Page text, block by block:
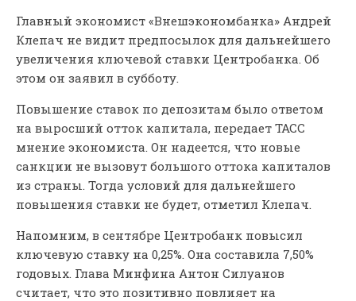
Главный экономист «Внешэкономбанка» Андрей
Клепач не видит предпосылок для дальнейшего
увеличения ключевой ставки Центробанка. Об
этом он заявил в субботу.
Повышение ставок по депозитам было ответом
на выросший отток капитала, передает ТАСС
мнение экономиста. Он надеется, что новые
санкции не вызовут большого оттока капиталов
из страны. Тогда условий для дальнейшего
повышения ставки не будет, отметил Клепач.
Напомним, в сентябре Центробанк повысил
ключевую ставку на 0,25%. Она составила 7,50%
годовых. Глава Минфина Антон Силуанов
считает, что это позитивно повлияет на